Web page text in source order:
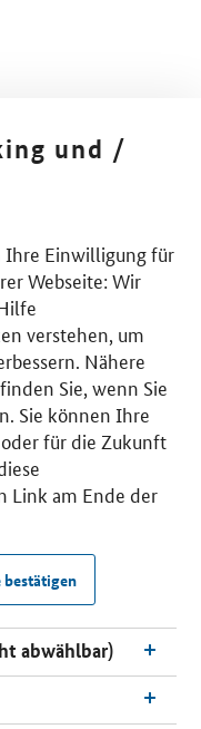
und /
Ihre Einwilligung für
Webseite: Wir
verstehen, um
Nähere
Sie, wenn Sie
Sie können Ihre
für die Zukunft
Link am Ende der
bestätigen
abwählbar)